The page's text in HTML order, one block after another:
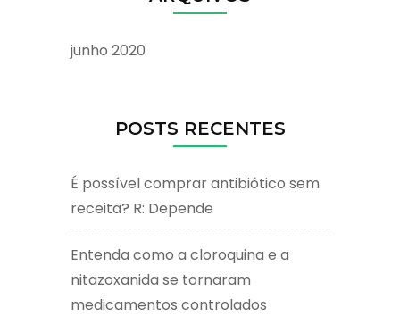
junho 2020
POSTS RECENTES
É possível comprar antibiótico sem
receita? R: Depende
Entenda como a cloroquina e a
nitazoxanida se tornaram
medicamentos controlados